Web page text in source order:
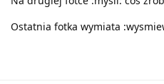
Ostatnia fotka wymiata